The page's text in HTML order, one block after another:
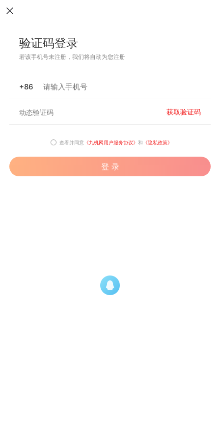
验证码登录
若该手机号未注册，我们将自动为您注册
+86
获取验证码
查看并同意 《九机网用户服务协议》 和 《隐私政策》
登 录